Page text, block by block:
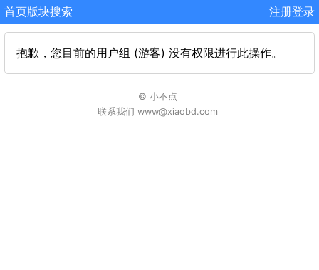
首页版块搜索 注册登录
抱歉，您目前的用户组 (游客) 没有权限进行此操作。
© 小不点
联系我们 www@xiaobd.com